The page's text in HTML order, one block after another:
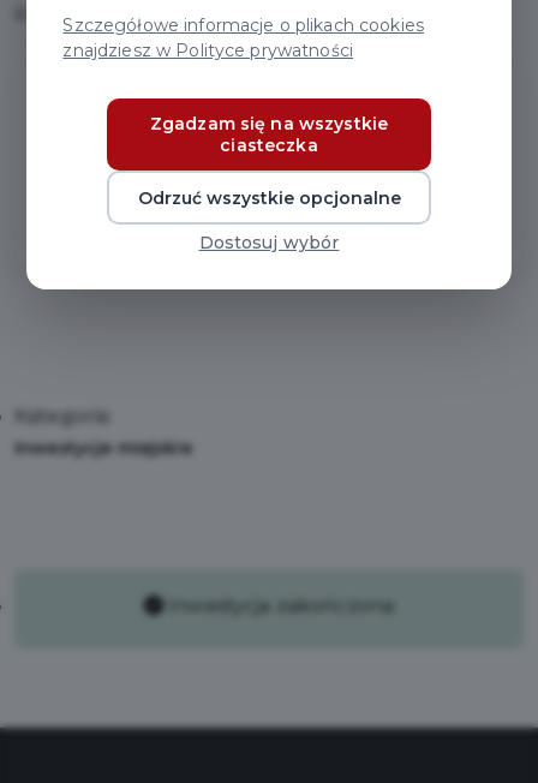
Kanalizacja deszczowa ul.
Mickiewicza
Kategoria:
Inwestycje miejskie
Inwestycja zakończona
Szczegółowe informacje o plikach cookies
znajdziesz w Polityce prywatności
Zgadzam się na wszystkie
ciasteczka
Odrzuć wszystkie opcjonalne
Dostosuj wybór